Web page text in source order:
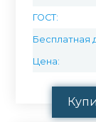
ГОСТ:
Бесплатная
Цена: